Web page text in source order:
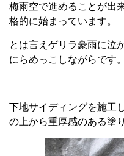
梅雨空で進めることが出
格的に始まっています。
とは言えゲリラ豪雨に泣
にらめっこしながらです。
下地サイディングを施工
の上から重厚感のある塗